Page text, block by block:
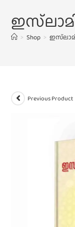
> Shop >
Previous Product